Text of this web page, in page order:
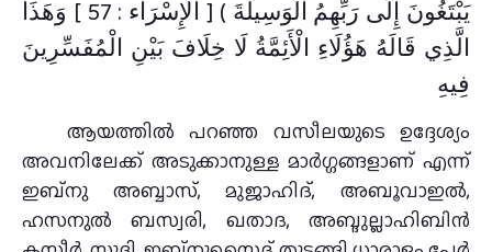
يَبْتَغُونَ إِلَى رَبِّهِمُ الْوَسِيلَةَ ) [ الْإِسْرَاء : 57 ] وَهَذَا
الَّذِي قَالَهُ هَؤُلَاءِ الْأَئِمَّةُ لَا خِلَافَ بَيْنِ الْمُفَسِّرِينَ
فِيهِ
ആയത്തിൽ പറഞ്ഞ വസീലയുടെ ഉദ്ദേശ്യം
അവനിലേക്ക് അടുക്കാനുള്ള മാർഗ്ഗങ്ങളാണ് എന്ന്
ഇബ്‌നു അബ്ബാസ്, മുജാഹിദ്, അബൂ‌വാഇൽ,
ഹസനുൽ ബസ്വരി, ഖതാദ, അബ്ദുല്ലാഹി‌ബിൻ